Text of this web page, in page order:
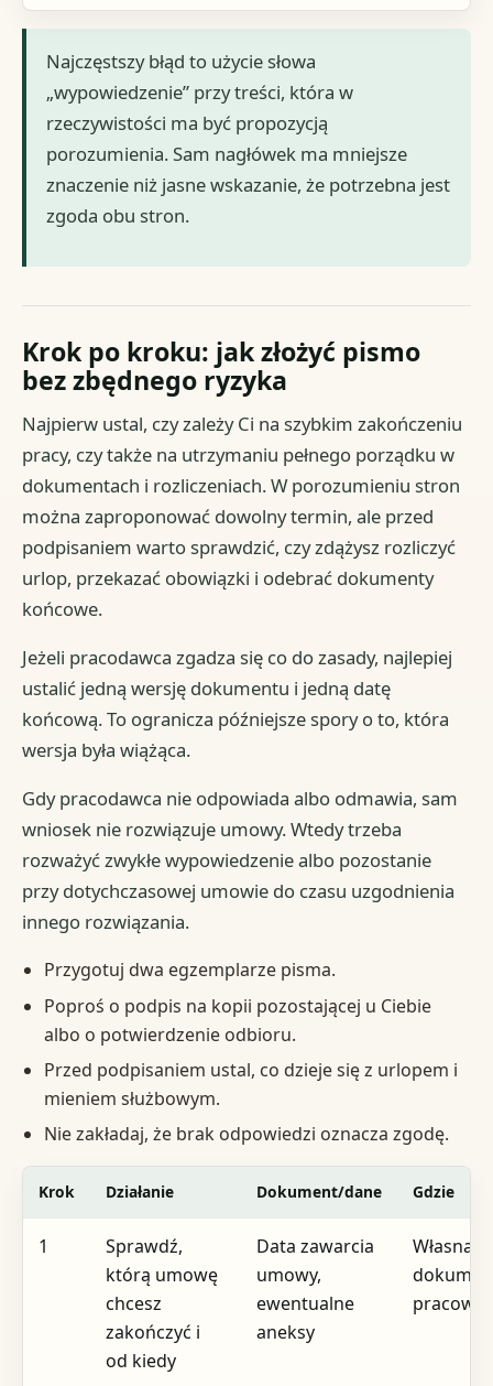
Najczęstszy błąd to użycie słowa
„wypowiedzenie” przy treści, która w
rzeczywistości ma być propozycją
porozumienia. Sam nagłówek ma mniejsze
znaczenie niż jasne wskazanie, że potrzebna jest
zgoda obu stron.
Krok po kroku: jak złożyć pismo
bez zbędnego ryzyka
Najpierw ustal, czy zależy Ci na szybkim zakończeniu
pracy, czy także na utrzymaniu pełnego porządku w
dokumentach i rozliczeniach. W porozumieniu stron
można zaproponować dowolny termin, ale przed
podpisaniem warto sprawdzić, czy zdążysz rozliczyć
urlop, przekazać obowiązki i odebrać dokumenty
końcowe.
Jeżeli pracodawca zgadza się co do zasady, najlepiej
ustalić jedną wersję dokumentu i jedną datę
końcową. To ogranicza późniejsze spory o to, która
wersja była wiążąca.
Gdy pracodawca nie odpowiada albo odmawia, sam
wniosek nie rozwiązuje umowy. Wtedy trzeba
rozważyć zwykłe wypowiedzenie albo pozostanie
przy dotychczasowej umowie do czasu uzgodnienia
innego rozwiązania.
Przygotuj dwa egzemplarze pisma.
Poproś o podpis na kopii pozostającej u Ciebie
albo o potwierdzenie odbioru.
Przed podpisaniem ustal, co dzieje się z urlopem i
mieniem służbowym.
Nie zakładaj, że brak odpowiedzi oznacza zgodę.
Krok Działanie Dokument/dane Gdzie
1
Sprawdź,
którą umowę
chcesz
zakończyć i
od kiedy
Data zawarcia
umowy,
ewentualne
aneksy
Własna